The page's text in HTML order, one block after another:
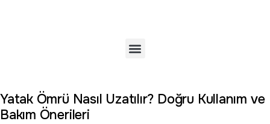
Yatak Ömrü Nasıl Uzatılır? Doğru Kullanım ve
Bakım Önerileri